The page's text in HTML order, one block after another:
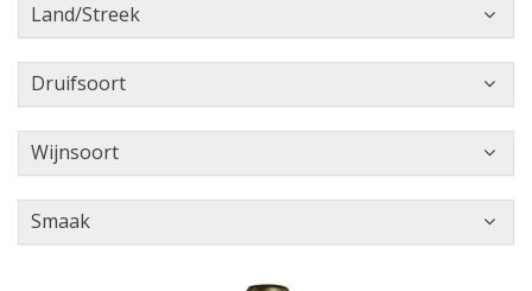
Land/Streek
Druifsoort
Wijnsoort
Smaak